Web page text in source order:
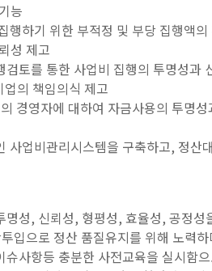
능
행하기 위한 부적정 및 부당 집행액의
성 제고
토를 통한 사업비 집행의 투명성과
의 책임의식 제고
경영자에 대하여 자금사용의 투명
사업비관리시스템을 구축하고, 정
명성, 신뢰성, 형평성, 효율성, 공정
입으로 정산 품질유지를 위해 노력
사항등 충분한 사전교육을 실시함